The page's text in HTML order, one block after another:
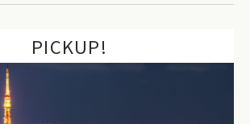
PICKUP!